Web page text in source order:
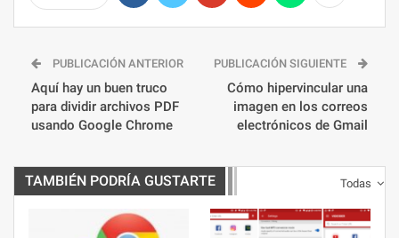
PUBLICACIÓN ANTERIOR
Aquí hay un buen truco
para dividir archivos PDF
usando Google Chrome
PUBLICACIÓN SIGUIENTE
Cómo hipervincular una
imagen en los correos
electrónicos de Gmail
Todas
TAMBIÉN PODRÍA GUSTARTE